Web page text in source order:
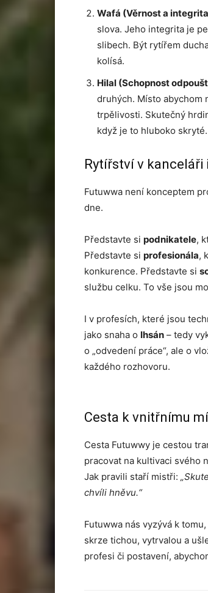
Wafá (Věrnost a
slova. Jeho integrita je
slibech. Být rytířem
kolísá.
Hilal (Schopnost
druhých. Místo abychom
trpělivosti. Skutečný
když je to hluboko skryté.
Rytířství v kanceláři
Futuwwa není konceptem
dne.
Představte si podnikatele,
Představte si profesionála,
konkurence. Představte si
službu celku. To vše jsou
I v profesích, které jsou
jako snaha o Ihsán – tedy
o „odvedení práce“, ale o
každého rozhovoru.
Cesta k vnitřnímu
Cesta Futuwwy je cestou
pracovat na kultivaci svého
Jak pravili staří mistři:
chvíli hněvu.“
Futuwwa nás vyzývá k
skrze tichou, vytrvalou a
profesi či postavení,